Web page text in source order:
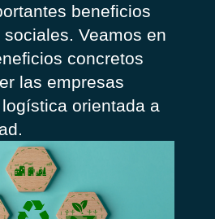
beneficios
Veamos en
concretos
las empresas
orientada a